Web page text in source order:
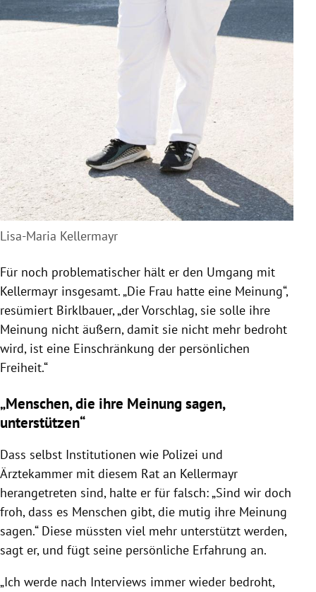
Lisa-Maria Kellermayr
Für noch problematischer hält er den Umgang mit
Kellermayr insgesamt. „Die Frau hatte eine Meinung“,
resümiert Birklbauer, „der Vorschlag, sie solle ihre
Meinung nicht äußern, damit sie nicht mehr bedroht
wird, ist eine Einschränkung der persönlichen
Freiheit.“
„Menschen, die ihre Meinung sagen,
unterstützen“
Dass selbst Institutionen wie Polizei und
Ärztekammer mit diesem Rat an Kellermayr
herangetreten sind, halte er für falsch: „Sind wir doch
froh, dass es Menschen gibt, die mutig ihre Meinung
sagen.“ Diese müssten viel mehr unterstützt werden,
sagt er, und fügt seine persönliche Erfahrung an.
„Ich werde nach Interviews immer wieder bedroht,